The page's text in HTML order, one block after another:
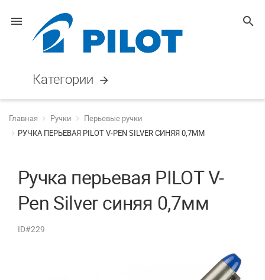
menu search
Категории arrow_forward
Главная Ручки
Перьевые ручки
РУЧКА ПЕРЬЕВАЯ PILOT V-PEN SILVER СИНЯЯ 0,7ММ
Ручка перьевая PILOT V-
Pen Silver синяя 0,7мм
ID#229